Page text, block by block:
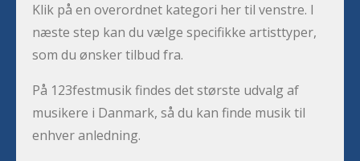
Klik på en overordnet kategori her til venstre. I
næste step kan du vælge specifikke artisttyper,
som du ønsker tilbud fra.
På 123festmusik findes det største udvalg af
musikere i Danmark, så du kan finde musik til
enhver anledning.